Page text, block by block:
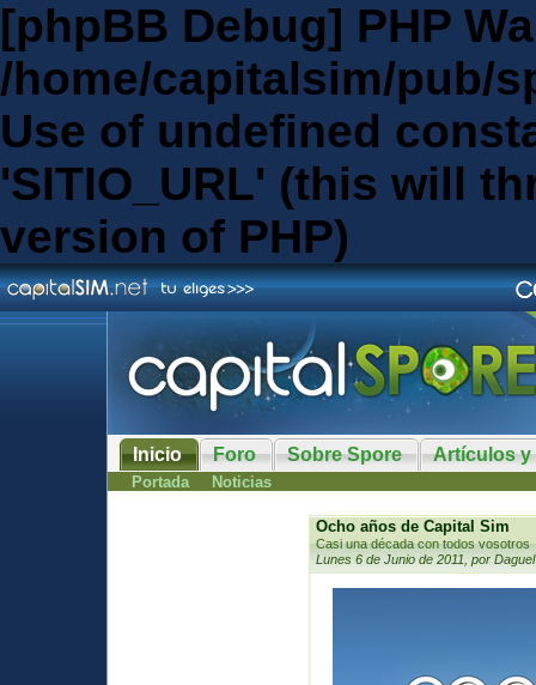
[phpBB Debug] PHP
/home/capitalsim/pub/
Use of undefined
'SITIO_URL' (this will
version of PHP)
Inicio Foro Sobre Spore Artículos y
Portada Noticias
Ocho años de Capital Sim
Casi una década con todos vosotros
Lunes 6 de Junio de 2011, por Daguel